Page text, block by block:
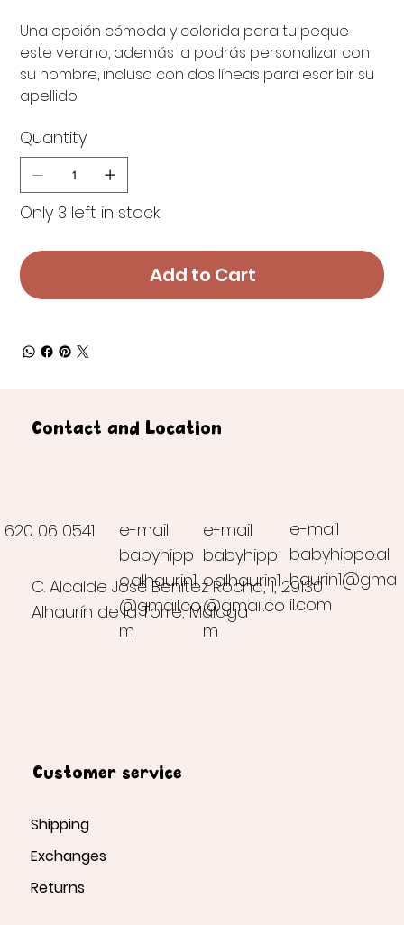
Una opción cómoda y colorida para tu peque
este verano, además la podrás personalizar con
su nombre, incluso con dos líneas para escribir su
apellido.
Quantity
Only 3 left in stock
Add to Cart
e-mail
babyhipp
o.alhaurin1
@gmail.co
m
Contact and Location
620 06 0541
e-mail
babyhippo.al
haurin1@gma
il.com
C. Alcalde José Benítez Rocha, 1, 29130
Alhaurín de la Torre, Málaga
e-mail
babyhipp
o.alhaurin1
@gmail.co
m
Customer service
Shipping
Exchanges
Returns